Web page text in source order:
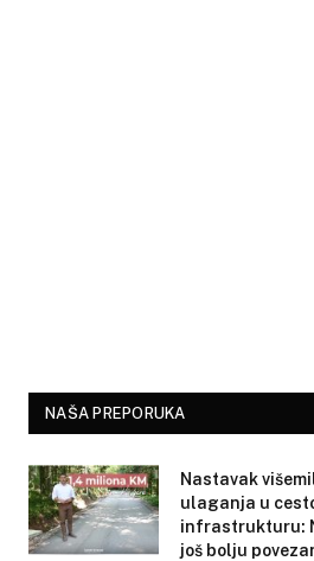
NAŠA PREPORUKA
Nastavak
ulaganja u
infrastrukturu:
još bolju